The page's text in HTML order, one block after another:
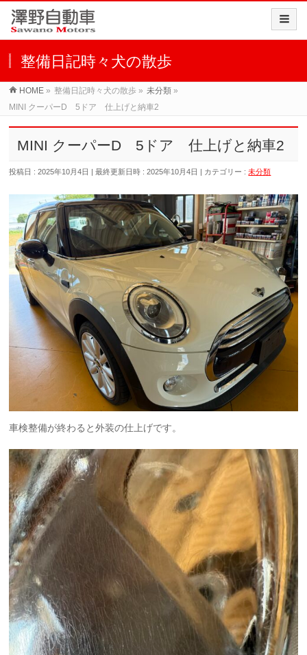
整備日記時々犬の散歩
HOME » 整備日記時々犬の散歩 » 未分類 »
MINI クーパーD 5ドア 仕上げと納車2
MINI クーパーD 5ドア 仕上げと納車2
投稿日 : 2025年10月4日 最終更新日時 : 2025年10月4日 カテゴリー :未分類
車検整備が終わると外装の仕上げです。